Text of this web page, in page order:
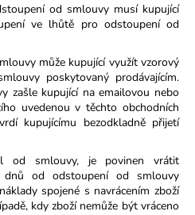
od smlouvy musí kupující
ve lhůtě pro odstoupení od
může kupující využít vzorový
poskytovaný prodávajícím.
zašle kupující na emailovou nebo
uvedenou v těchto obchodních
kupujícímu bezodkladně přijetí
od smlouvy, je povinen vrátit
dnů od odstoupení od smlouvy
spojené s navrácením zboží
kdy zboží nemůže být vráceno